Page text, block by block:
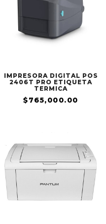
IMPRESORA DIGITAL POS
2406T PRO ETIQUETA
TERMICA
$765,000.00